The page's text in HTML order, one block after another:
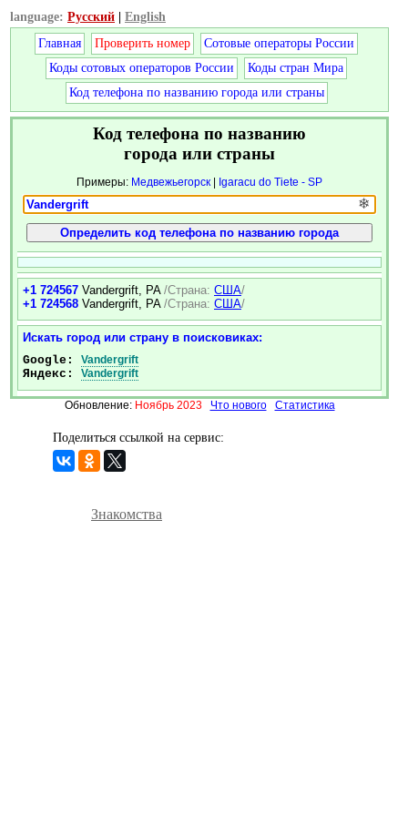
language: Русский
English
Главная
Проверить номер
Сотовые операторы России
Коды сотовых операторов России
Коды стран Мира
Код телефона по названию города или страны
Код телефона по названию
города или страны
Примеры: Медвежьегорск | Igaracu do Tiete - SP
❄
+1 724567 Vandergrift, PA /Страна: США/
+1 724568 Vandergrift, PA /Страна: США/
Искать город или страну в поисковиках:
Google: Vandergrift
Яндекс: Vandergrift
Обновление: Ноябрь 2023 Что нового Статистика
Поделиться ссылкой на сервис:
Знакомства